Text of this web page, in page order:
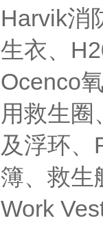
Harvik消
生衣、
Ocenco
用救生
及浮环、
簿、救生
Work